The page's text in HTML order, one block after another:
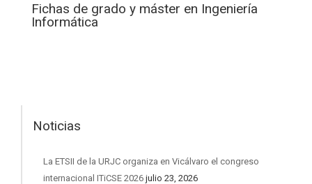
Fichas de grado y máster en Ingeniería
Informática
Noticias
La ETSII de la URJC organiza en Vicálvaro el congreso
internacional ITiCSE 2026 julio 23, 2026